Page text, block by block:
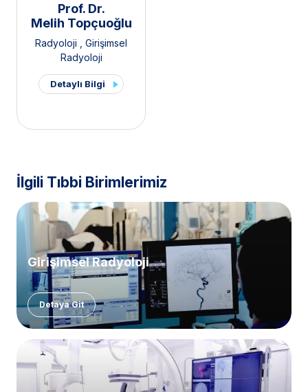
Prof. Dr.
Melih Topçuoğlu
Radyoloji
Girişimsel
Radyoloji
Detaylı Bilgi
İlgili Tıbbi Birimlerimiz
Girişimsel Radyoloji
Detaya Git